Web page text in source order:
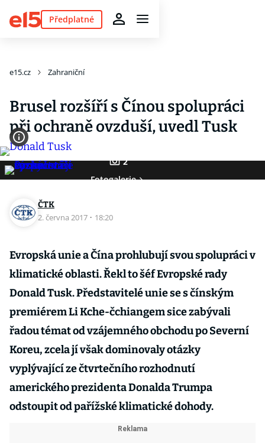
Předplatné
e15.cz Zahraniční
Brusel rozšíří s Čínou spolupráci
při ochraně ovzduší, uvedl Tusk
2
Fotogalerie
ČTK
2. června 2017 · 18:20
Evropská unie a Čína prohlubují svou spolupráci v
klimatické oblasti. Řekl to šéf Evropské rady
Donald Tusk. Představitelé unie se s čínským
premiérem Li Kche-čchiangem sice zabývali
řadou témat od vzájemného obchodu po Severní
Koreu, zcela jí však dominovaly otázky
vyplývající ze čtvrtečního rozhodnutí
amerického prezidenta Donalda Trumpa
odstoupit od pařížské klimatické dohody.